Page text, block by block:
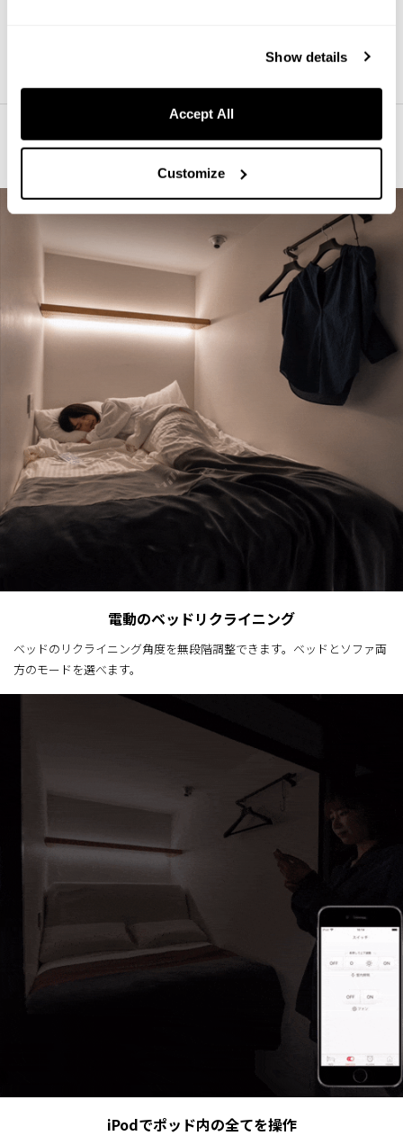
Show details
Accept All
Customize
3㎡に心踊る機能が満載
電動のベッドリクライニング
ベッドのリクライニング角度を無段階調整できます。ベッドとソファ両
方のモードを選べます。
iPodでポッド内の全てを操作